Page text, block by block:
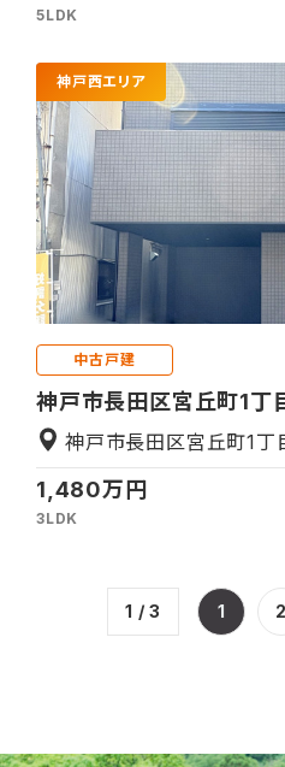
5LDK
神戸西エリア
中古戸建
神戸市長田区宮丘町1
1,480万円
3LDK
神戸市長田区宮丘町1丁
1 / 3 1 2